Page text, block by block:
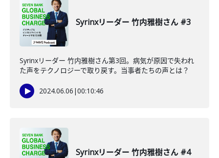
Syrinxリーダー 竹内雅樹さん #3
Syrinxリーダー 竹内雅樹さん第3回。病気が原因で失われ
た声をテクノロジーで取り戻す。当事者たちの声とは？
2024.06.06 |00:10:46
Syrinxリーダー 竹内雅樹さん #4